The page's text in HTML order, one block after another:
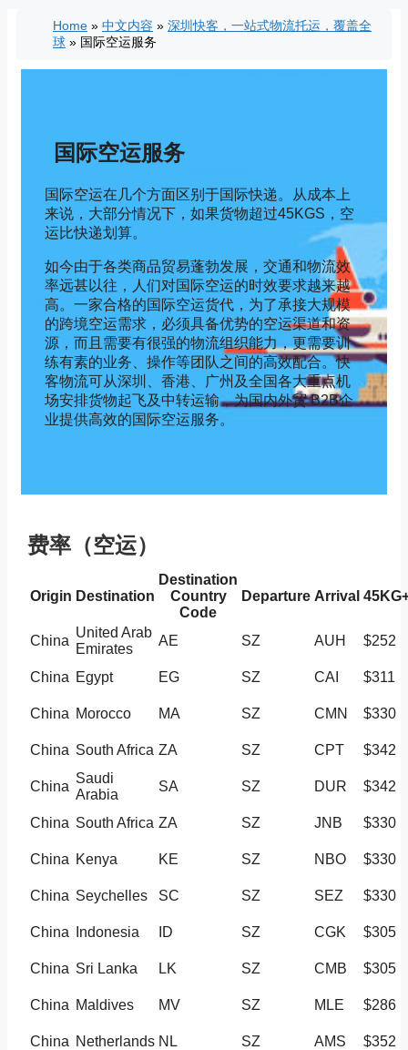
content
Home » 中文内容 » 深圳快客，一站式物流托运，覆盖全
球 » 国际空运服务
国际空运服务
国际空运在几个方面区别于国际快递。从成本上
来说，大部分情况下，如果货物超过45KGS，空
运比快递划算。
如今由于各类商品贸易蓬勃发展，交通和物流效
率远甚以往，人们对国际空运的时效要求越来越
高。一家合格的国际空运货代，为了承接大规模
的跨境空运需求，必须具备优势的空运渠道和资
源，而且需要有很强的物流组织能力，更需要训
练有素的业务、操作等团队之间的高效配合。快
客物流可从深圳、香港、广州及全国各大重点机
场安排货物起飞及中转运输，为国内外贸 B2B企
业提供高效的国际空运服务。
费率（空运）
Origin Destination
Destination
Country
Code
Departure Arrival
China
United Arab
Emirates
AE SZ AUH $252
China Egypt EG SZ CAI $311
China Morocco MA SZ CMN $330
China South Africa ZA SZ CPT $342
China
Saudi
Arabia
SA SZ DUR $342
China South Africa ZA SZ JNB $330
China Kenya KE SZ NBO $330
China Seychelles SC SZ SEZ $330
China Indonesia ID SZ CGK $305
China Sri Lanka LK SZ CMB $305
China Maldives MV SZ MLE $286
China Netherlands NL SZ AMS $352